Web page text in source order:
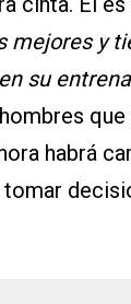
mejores y
su
habrá